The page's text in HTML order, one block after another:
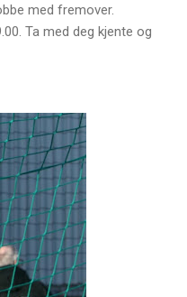
med fremover.
Ta med deg kjente og